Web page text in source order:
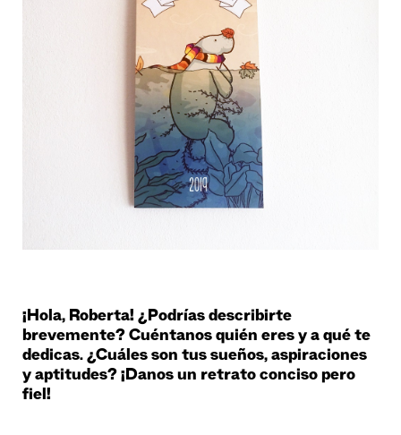
¡Hola, Roberta! ¿Podrías describirte
brevemente? Cuéntanos quién eres y a qué te
dedicas. ¿Cuáles son tus sueños, aspiraciones
y aptitudes? ¡Danos un retrato conciso pero
fiel!